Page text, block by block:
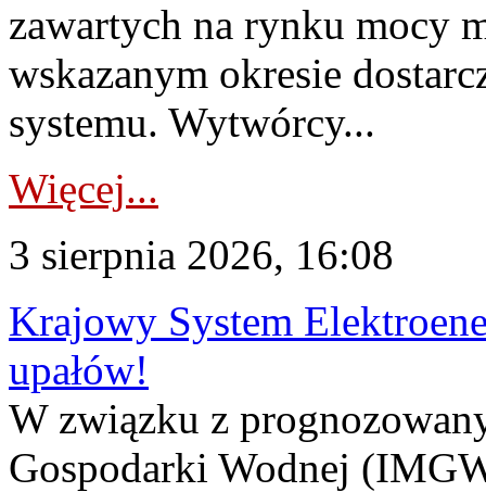
zawartych na rynku mocy
wskazanym okresie
systemu. Wytwórcy...
Więcej...
3 sierpnia 2026, 16:08
Krajowy System
upałów!
W związku z
Gospodarki Wodnej